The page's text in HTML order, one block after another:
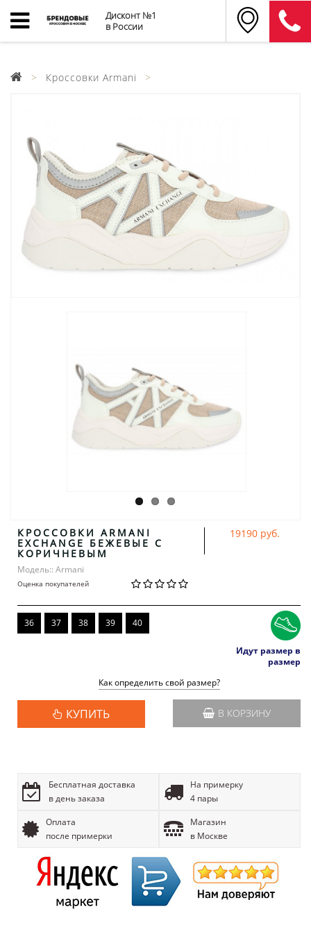
Дисконт №1
в России
Кроссовки Armani
КРОССОВКИ ARMANI
EXCHANGE БЕЖЕВЫЕ С
КОРИЧНЕВЫМ
Модель:: Armani
Оценка покупателей
19190 руб.
36 37 38 39 40
Идут размер в
размер
Как определить свой размер?
КУПИТЬ В КОРЗИНУ
Бесплатная доставка
в день заказа
На примерку
4 пары
Оплата
после примерки
Магазин
в Москве